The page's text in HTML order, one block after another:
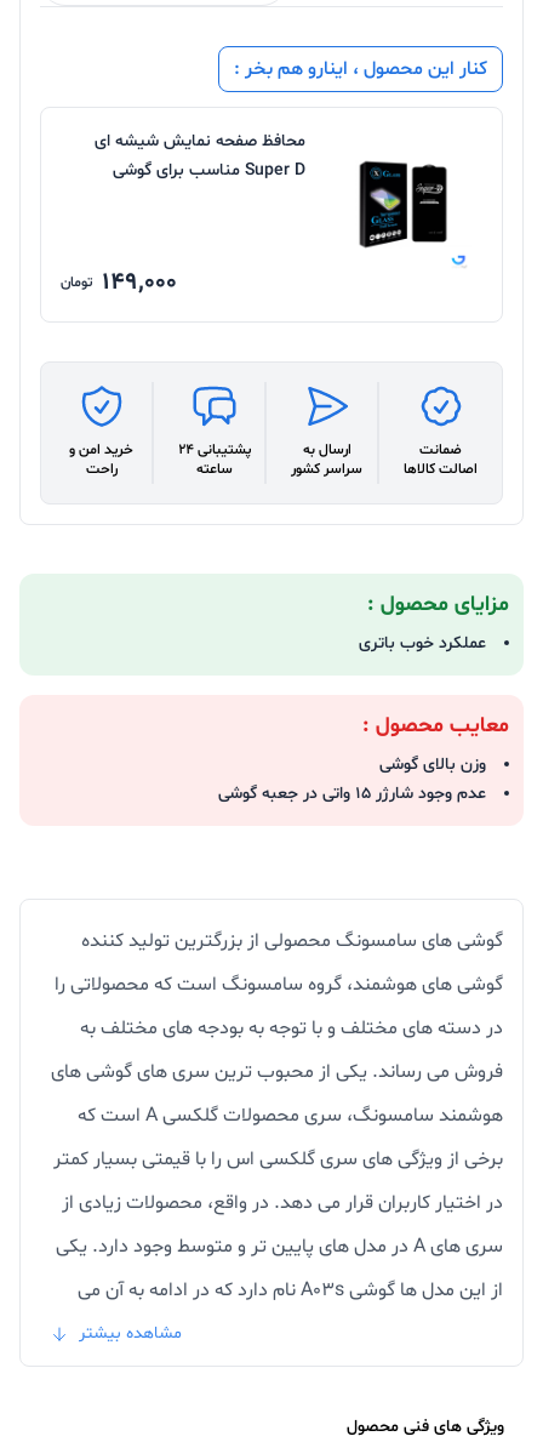
کنار این محصول ، اینارو هم بخر :
محافظ صفحه نمایش شیشه ای
Super D مناسب برای گوشی
149,000 تومان
ضمانت
اصالت کالاها
ارسال به
سراسر کشور
پشتیبانی 24
ساعته
خرید امن و
راحت
مزایای محصول :
عملکرد خوب باتری
معایب محصول :
وزن بالای گوشی
عدم وجود شارژر ۱۵ واتی در جعبه گوشی
گوشی های سامسونگ محصولی از بزرگترین تولید کننده
گوشی های هوشمند، گروه سامسونگ است که محصولاتی را
در دسته های مختلف و با توجه به بودجه های مختلف به
فروش می رساند. یکی از محبوب ترین سری های گوشی های
هوشمند سامسونگ، سری محصولات گلکسی A است که
برخی از ویژگی های سری گلکسی اس را با قیمتی بسیار کمتر
در اختیار کاربران قرار می دهد. در واقع، محصولات زیادی از
سری های A در مدل های پایین تر و متوسط ​​وجود دارد. یکی
از این مدل ها گوشی A03s نام دارد که در ادامه به آن می
پردازیم. برای دانستن ارزش خرید گوشی سامسونگ A03s، تا
مشاهده بیشتر
ویژگی های فنی محصول